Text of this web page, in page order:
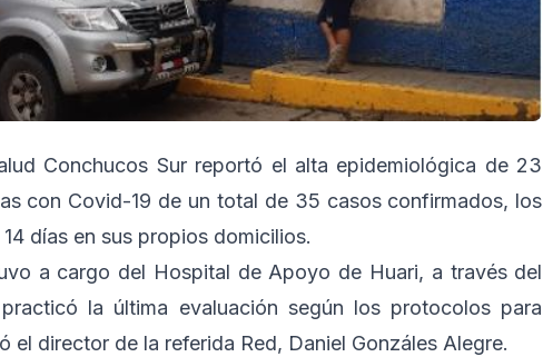
Conchucos Sur reportó el alta epidemiológica de 23
con Covid-19 de un total de 35 casos confirmados, los
días en sus propios domicilios.
a cargo del Hospital de Apoyo de Huari, a través del
la última evaluación según los protocolos para
el director de la referida Red, Daniel Gonzáles Alegre.